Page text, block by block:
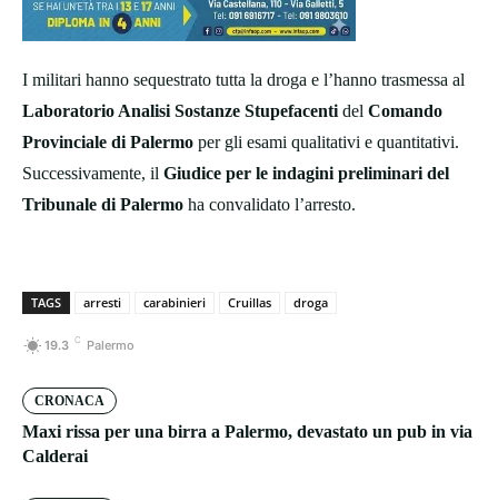
I militari hanno sequestrato tutta la droga e l’hanno trasmessa al
Laboratorio Analisi Sostanze Stupefacenti del Comando
Provinciale di Palermo per gli esami qualitativi e quantitativi.
Successivamente, il Giudice per le indagini preliminari del
Tribunale di Palermo ha convalidato l’arresto.
TAGS arresti carabinieri Cruillas droga
19.3 C Palermo
CRONACA
Maxi rissa per una birra a Palermo, devastato un pub in via
Calderai